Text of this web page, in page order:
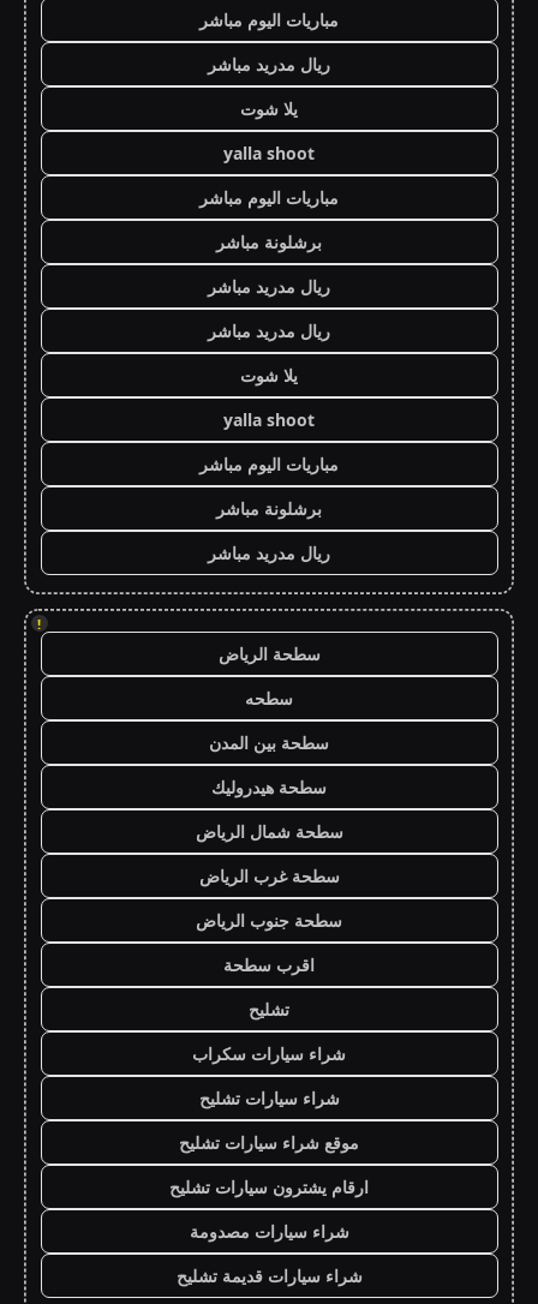
مباريات اليوم مباشر
ريال مدريد مباشر
يلا شوت
yalla shoot
مباريات اليوم مباشر
برشلونة مباشر
ريال مدريد مباشر
ريال مدريد مباشر
يلا شوت
yalla shoot
مباريات اليوم مباشر
برشلونة مباشر
ريال مدريد مباشر
!
سطحة الرياض
سطحه
سطحة بين المدن
سطحة هيدروليك
سطحة شمال الرياض
سطحة غرب الرياض
سطحة جنوب الرياض
اقرب سطحة
تشليح
شراء سيارات سكراب
شراء سيارات تشليح
موقع شراء سيارات تشليح
ارقام يشترون سيارات تشليح
شراء سيارات مصدومة
شراء سيارات قديمة تشليح